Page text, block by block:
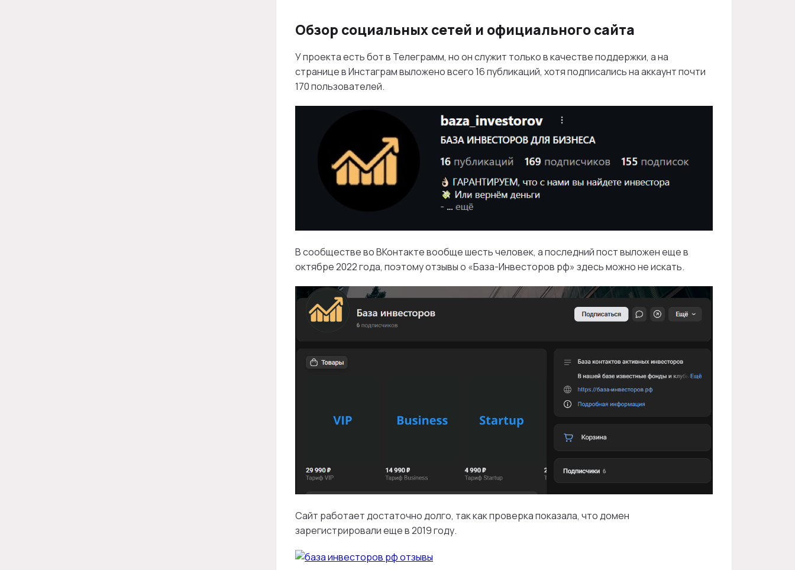
Обзор социальных сетей и официального сайта
У проекта есть бот в Телеграмм, но он служит только в качестве поддержки, а на
странице в Инстаграм выложено всего 16 публикаций, хотя подписались на аккаунт почти
170 пользователей.
В сообществе во ВКонтакте вообще шесть человек, а последний пост выложен еще в
октябре 2022 года, поэтому отзывы о «База-Инвесторов рф» здесь можно не искать.
Сайт работает достаточно долго, так как проверка показала, что домен
зарегистрировали еще в 2019 году.